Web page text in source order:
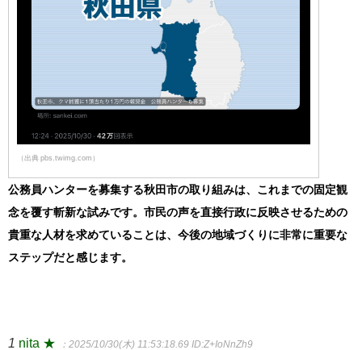
（出典 pbs.twimg.com）
公務員ハンターを募集する秋田市の取り組みは、これまでの固定観
念を覆す斬新な試みです。市民の声を直接行政に反映させるための
貴重な人材を求めていることは、今後の地域づくりに非常に重要な
ステップだと感じます。
1 nita ★ ：2025/10/30(木) 11:53:18.69 ID:Z+IoNnZh9